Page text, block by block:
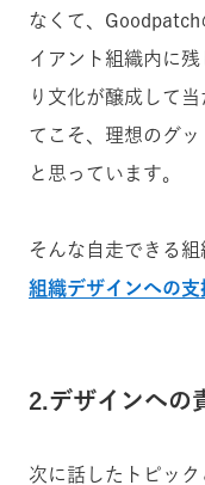
なくて、
イアント組織内に
り文化が醸成して
てこそ、理想のグ
と思っています。
そんな自走できる
組織デザインへの支
2.デザインへの
次に話したトピッ